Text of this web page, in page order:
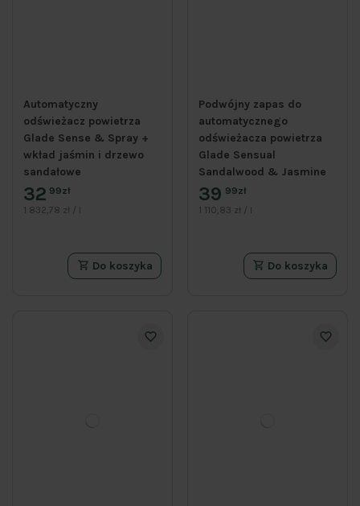
Automatyczny
odświeżacz powietrza
Glade Sense & Spray +
wkład jaśmin i drzewo
sandałowe
32 99zł
1 832,78 zł / l
Do koszyka
Podwójny zapas do
automatycznego
odświeżacza powietrza
Glade Sensual
Sandalwood & Jasmine
39 99zł
1 110,83 zł / l
Do koszyka